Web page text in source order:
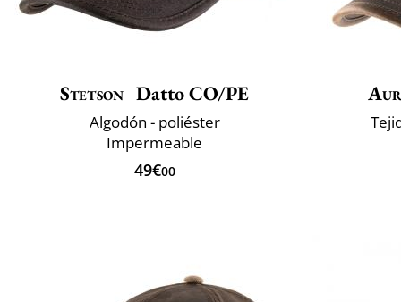
Stetson Datto CO/PE
Algodón - poliéster
Impermeable
49€00